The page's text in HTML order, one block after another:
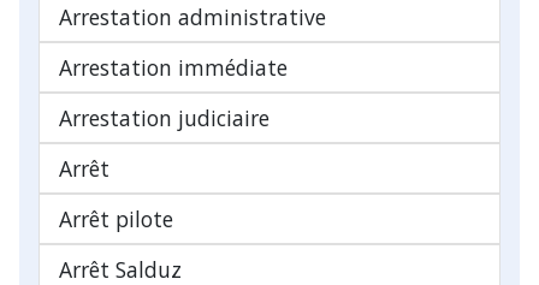
Arrestation administrative
Arrestation immédiate
Arrestation judiciaire
Arrêt
Arrêt pilote
Arrêt Salduz